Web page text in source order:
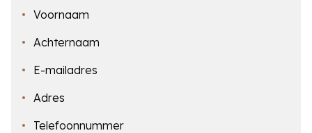
Voornaam
Achternaam
E-mailadres
Adres
Telefoonnummer